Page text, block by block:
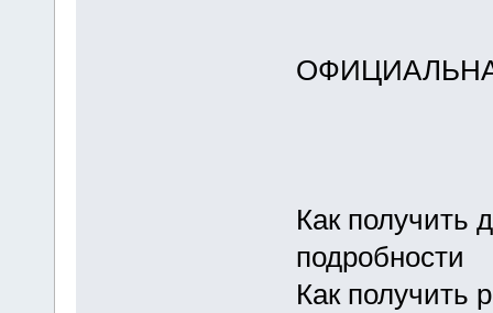
Как получить
подробности
Как получить